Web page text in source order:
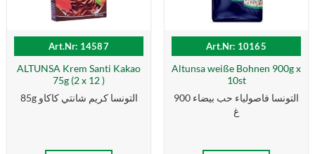
Art.Nr: 14587
ALTUNSA Krem Santi Kakao
75g (2 x 12 )
85g التونسا كریم شانتي كاكاو
Art.Nr: 10165
Altunsa weiße Bohnen 900g x
10st
التونسا فاصولياء حب بيضاء 900
غ